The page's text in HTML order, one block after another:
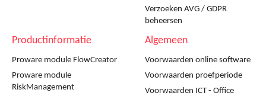
Verzoeken AVG / GDPR
beheersen
Productinformatie
Proware module FlowCreator
Proware module
RiskManagement
Algemeen
Voorwaarden online software
Voorwaarden proefperiode
Voorwaarden ICT - Office